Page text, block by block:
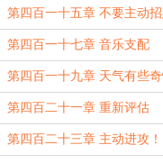
第四百一十五章 不要主动
军！
第四百一十七章 音乐支配
第四百一十九章 天气有些奇
第四百二十一章 重新评估
第四百二十三章 主动进攻！